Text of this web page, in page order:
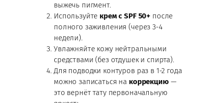
выжечь пигмент.
Используйте крем с SPF 50+ после
полного заживления (через 3-4
недели).
Увлажняйте кожу нейтральными
средствами (без отдушек и спирта).
Для подводки контуров раз в 1-2 года
можно записаться на коррекцию—
это вернёт тату первоначальную